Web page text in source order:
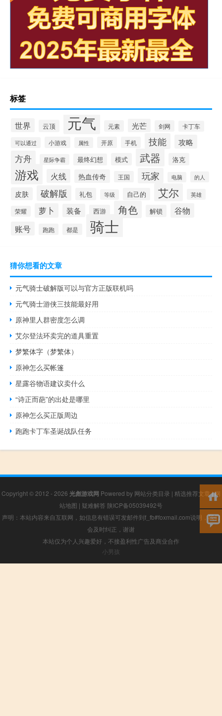
标签
世界 云顶 元气 元素 光芒 剑网 卡丁车
可以通过 小游戏 属性 开原 手机 技能 攻略
方舟 星际争霸 最终幻想 模式 武器 洛克
游戏 火线 热血传奇 王国 玩家 电脑 的人
皮肤 破解版 礼包 等级 自己的 艾尔 英雄
荣耀 萝卜 装备 西游 角色 解锁 谷物
账号 跑跑 都是 骑士
猜你想看的文章
元气骑士破解版可以与官方正版联机吗
元气骑士游侠三技能最好用
原神里人群密度怎么调
艾尔登法环卖完的道具重置
梦繁体字（梦繁体）
原神怎么买帐篷
星露谷物语建议卖什么
“诗正而葩”的出处是哪里
原神怎么买正版周边
跑跑卡丁车圣诞战队任务
Copyright © 2012 - 2026 光彪游戏网 Powered by 网站分类目录 | 精选推荐文章|网
站地图 | 疑难解答 陕ICP备05039492号
声明：本站内容来自互联网，如信息有错误可发邮件到f_fb#foxmail.com说明，我们
会及时纠正，谢谢
本站仅为个人兴趣爱好，不接盈利性广告及商业合作
小男孩